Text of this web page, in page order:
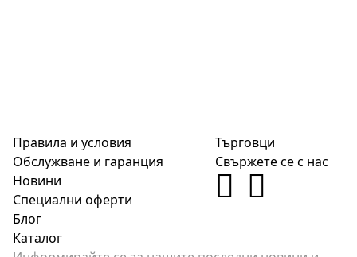
Правила и условия
Обслужване и гаранция
Новини
Специални оферти
Блог
Каталог
Търговци
Свържете се с нас